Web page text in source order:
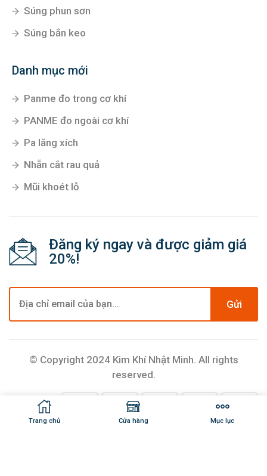
Trang chủ Cửa hàng Mục lục
Súng phun sơn
Súng bắn keo
Danh mục mới
Panme đo trong cơ khí
PANME đo ngoài cơ khí
Pa lăng xích
Nhẵn cắt rau quả
Mũi khoét lỗ
Đăng ký ngay và được giảm giá
20%!
Gửi
© Copyright 2024 Kim Khí Nhật Minh. All rights
reserved.